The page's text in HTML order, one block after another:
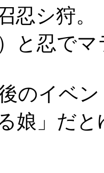
忍シ狩。
と忍で
のイベ
娘」だ